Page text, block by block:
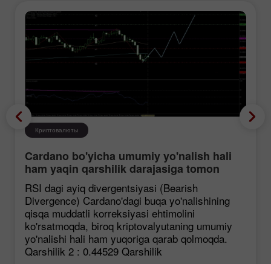
Криптовалюты
Cardano bo'yicha umumiy yo'nalish hali
ham yaqin qarshilik darajasiga tomon
mustahkamlanmoqda, garchi korreksiya
ehtimoli mavjud bo'lsa ham.
RSI dagi ayiq divergentsiyasi (Bearish
Divergence) Cardano'dagi buqa yo'nalishining
qisqa muddatli korreksiyasi ehtimolini
ko'rsatmoqda, biroq kriptovalyutaning umumiy
yo'nalishi hali ham yuqoriga qarab qolmoqda.
Qarshilik 2 : 0.44529 Qarshilik